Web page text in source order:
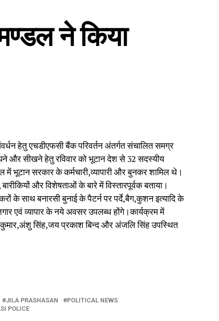
ने किया
हेतु एचडीएफसी बैंक परिवर्तन अंतर्गत संचालित समग्र
और सीखने हेतु रविवार को भूटान देश से 32 सदस्यीय
में भूटान सरकार के कर्मचारी,व्यापारी और बुनकर शामिल थे।
और विशेषताओं के बारे में विस्तारपूर्वक बताया।
के साथ बनारसी बुनाई के पैटर्न पर पर्दे,बैग,कुशन इत्यादि के
एवं व्यापार के नये अवसर उपलब्ध होंगे।कार्यक्रम में
कुमार,अंशु सिंह,जय प्रकाश बिन्द और अंजलि सिंह उपस्थित
JILA PRASHASAN
POLITICAL NEWS
POLICE